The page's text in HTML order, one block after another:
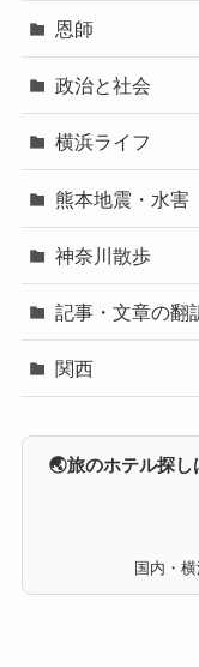
恩師
政治と社会
横浜ライフ
熊本地震・水害
神奈川散歩
記事・文章の翻
関西
🌏旅のホテル探